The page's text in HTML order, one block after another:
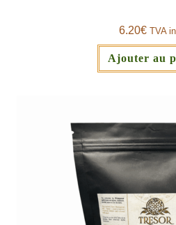
6.20€ TVA
Ajouter au